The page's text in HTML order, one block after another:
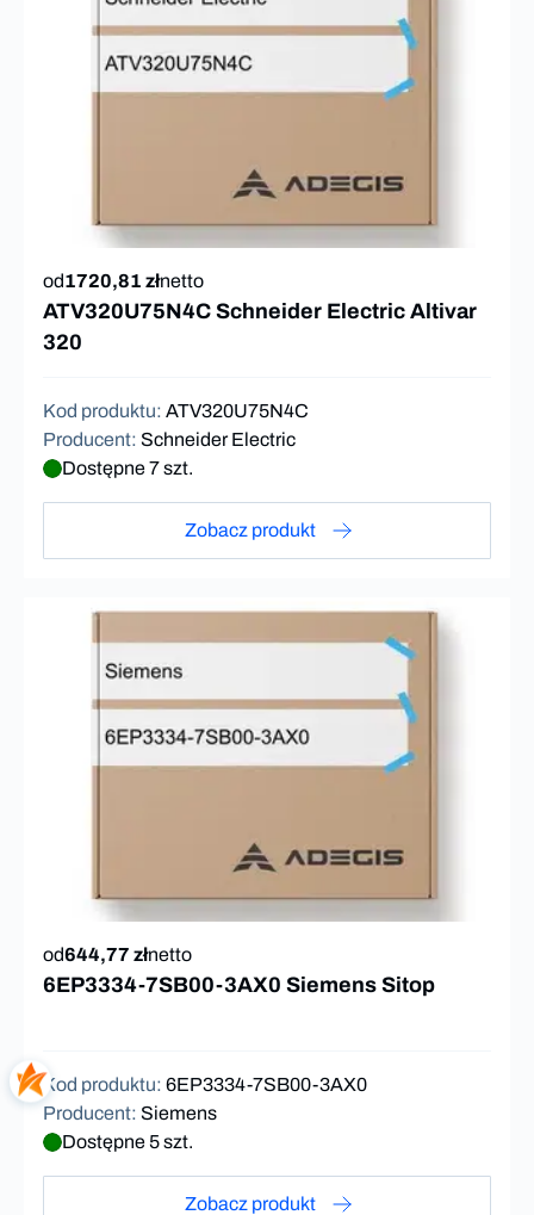
od1720,81 złnetto
ATV320U75N4C Schneider Electric Altivar
320
Kod produktu: ATV320U75N4C
Producent: Schneider Electric
Dostępne 7 szt.
Zobacz produkt
od644,77 złnetto
6EP3334-7SB00-3AX0 Siemens Sitop
Kod produktu: 6EP3334-7SB00-3AX0
Producent: Siemens
Dostępne 5 szt.
Zobacz produkt